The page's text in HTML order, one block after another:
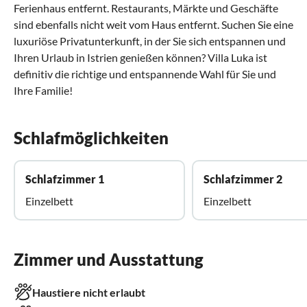
Ferienhaus entfernt. Restaurants, Märkte und Geschäfte
sind ebenfalls nicht weit vom Haus entfernt. Suchen Sie eine
luxuriöse Privatunterkunft, in der Sie sich entspannen und
Ihren Urlaub in Istrien genießen können? Villa Luka ist
definitiv die richtige und entspannende Wahl für Sie und
Ihre Familie!
Schlafmöglichkeiten
Schlafzimmer 1
Einzelbett
Schlafzimmer 2
Einzelbett
Zimmer und Ausstattung
Haustiere nicht erlaubt